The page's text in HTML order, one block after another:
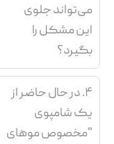
می‌تواند جلوی
این مشکل را
بگیرد؟
۴. در حال حاضر از
یک شامپوی
"مخصوص موهای